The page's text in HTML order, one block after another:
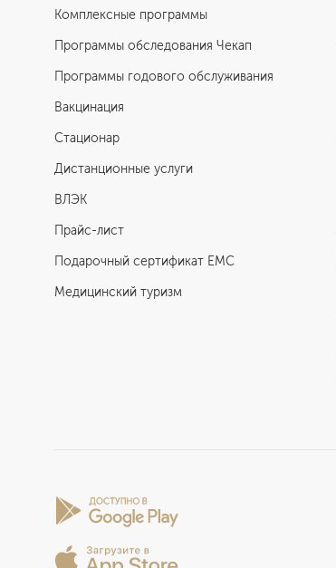
Комплексные программы
Программы обследования Чекап
Программы годового обслуживания
Вакцинация
Стационар
Дистанционные услуги
ВЛЭК
Прайс-лист
Подарочный сертификат EMC
Медицинский туризм